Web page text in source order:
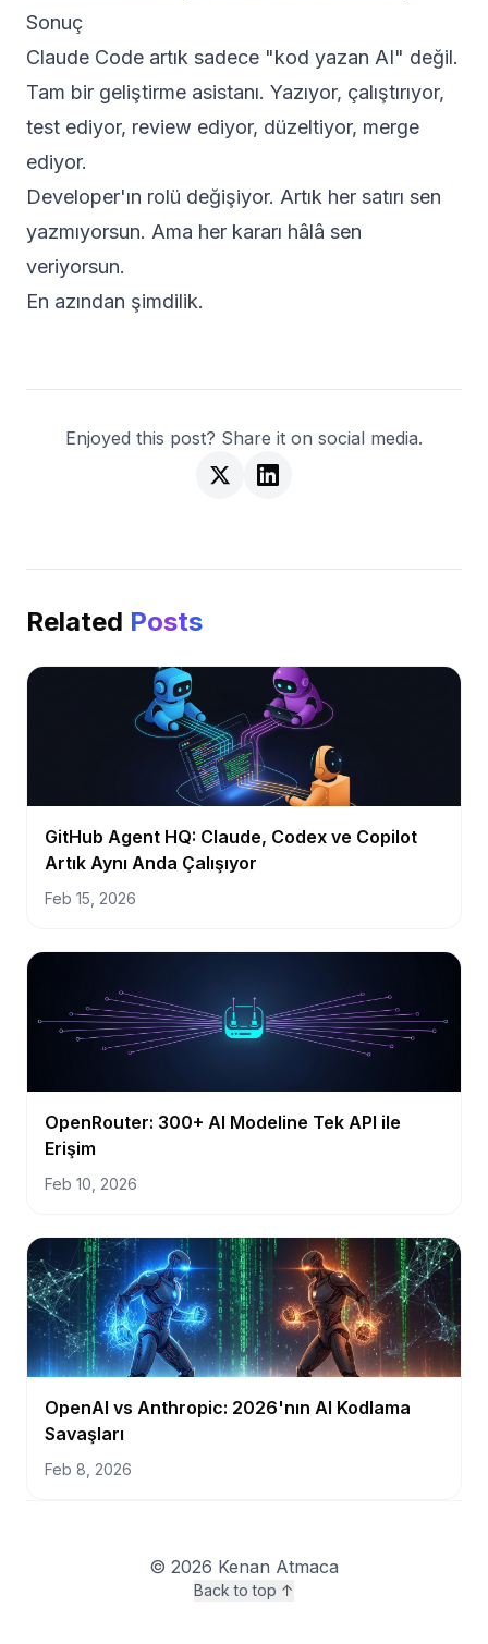
Sonuç
Claude Code artık sadece "kod yazan AI" değil.
Tam bir geliştirme asistanı. Yazıyor, çalıştırıyor,
test ediyor, review ediyor, düzeltiyor, merge
ediyor.
Developer'ın rolü değişiyor. Artık her satırı sen
yazmıyorsun. Ama her kararı hâlâ sen
veriyorsun.
En azından şimdilik.
Enjoyed this post? Share it on social media.
Related Posts
GitHub Agent HQ: Claude, Codex ve Copilot
Artık Aynı Anda Çalışıyor
Feb 15, 2026
OpenRouter: 300+ AI Modeline Tek API ile
Erişim
Feb 10, 2026
OpenAI vs Anthropic: 2026'nın AI Kodlama
Savaşları
Feb 8, 2026
© 2026 Kenan Atmaca
Back to top ↑